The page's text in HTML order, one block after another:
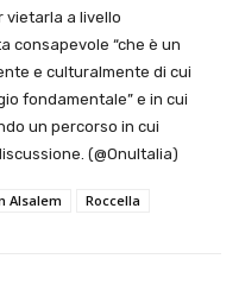
vietarla a livello
consapevole “che è un
e culturalmente di cui
fondamentale” e in cui
un percorso in cui
(@OnuItalia)
Alsalem Roccella